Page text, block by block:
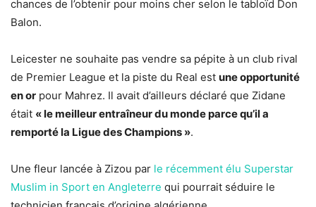
chances de l’obtenir pour moins cher selon le tabloïd Don
Balon.
Leicester ne souhaite pas vendre sa pépite à un club rival
de Premier League et la piste du Real est une opportunité
en or pour Mahrez. Il avait d’ailleurs déclaré que Zidane
était « le meilleur entraîneur du monde parce qu’il a
remporté la Ligue des Champions ».
Une fleur lancée à Zizou par le récemment élu Superstar
Muslim in Sport en Angleterre qui pourrait séduire le